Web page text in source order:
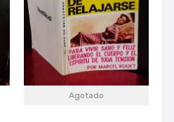
Agotado